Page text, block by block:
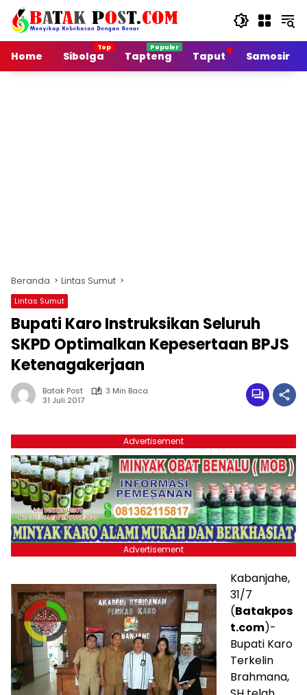
Langsung
konten
Home
Sibolga Tapteng Taput Samosir
Beranda Lintas Sumut
Lintas Sumut
Bupati Karo Instruksikan Seluruh
SKPD Optimalkan Kepesertaan BPJS
Ketenagakerjaan
Batak Post
3 Min Baca
31 Juli 2017
Advertisement
Advertisement
Kabanjahe,
31/7
(Batakpos
t.com)-
Bupati Karo
Terkelin
Brahmana,